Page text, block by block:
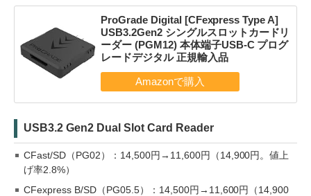
ProGrade Digital [CFexpress Type A]
USB3.2Gen2 シングルスロットカードリ
ーダー (PGM12) 本体端子USB-C プログ
レードデジタル 正規輸入品
USB3.2 Gen2 Dual Slot Card Reader
CFast/SD（PG02）：14,500円→11,600円（14,900円。値上
げ率2.8%）
CFexpress B/SD（PG05.5）：14,500円→11,600円（14,900